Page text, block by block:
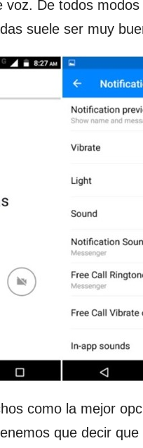
voz. De todos
suele ser muy
como la mejor
que decir